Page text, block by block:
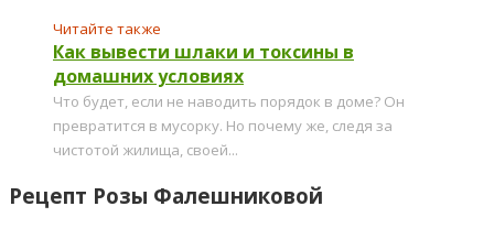
Читайте также
Как вывести шлаки и токсины в
домашних условиях
Что будет, если не наводить порядок в доме? Он
превратится в мусорку. Но почему же, следя за
чистотой жилища, своей...
Рецепт Розы Фалешниковой